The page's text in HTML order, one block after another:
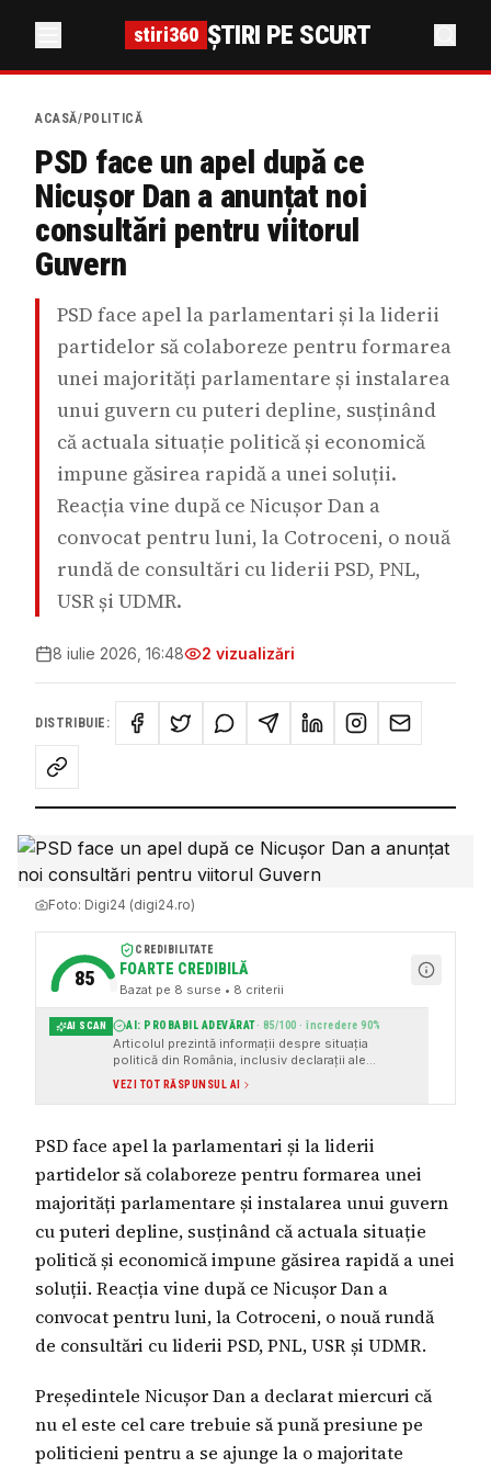
stiri360 ȘTIRI PE SCURT
ACASĂ/ POLITICĂ
PSD face un apel după ce
Nicușor Dan a anunțat noi
consultări pentru viitorul
Guvern
PSD face apel la parlamentari și la liderii
partidelor să colaboreze pentru formarea
unei majorități parlamentare și instalarea
unui guvern cu puteri depline, susținând
că actuala situație politică și economică
impune găsirea rapidă a unei soluții.
Reacția vine după ce Nicușor Dan a
convocat pentru luni, la Cotroceni, o nouă
rundă de consultări cu liderii PSD, PNL,
USR și UDMR.
8 iulie 2026, 16:48 2 vizualizări
DISTRIBUIE:
Foto: Digi24 (digi24.ro)
85
CREDIBILITATE
FOARTE CREDIBILĂ
Bazat pe 8 surse • 8 criterii
AI SCAN AI: PROBABIL ADEVĂRAT· 85/100 · încredere90%
Articolul prezintă informații despre situația
politică din România, inclusiv declarații ale
președintelui Nicușor Dan și reacții ale partidelor
politice. Sursele citate sunt instituționale și
media cunoscute, ceea ce sporește credibilitatea
VEZI TOT RĂSPUNSUL AI
PSD face apel la parlamentari și la liderii
partidelor să colaboreze pentru formarea unei
majorități parlamentare și instalarea unui guvern
cu puteri depline, susținând că actuala situație
politică și economică impune găsirea rapidă a unei
soluții. Reacția vine după ce Nicușor Dan a
convocat pentru luni, la Cotroceni, o nouă rundă
de consultări cu liderii PSD, PNL, USR și UDMR.
Președintele Nicușor Dan a declarat miercuri că
nu el este cel care trebuie să pună presiune pe
politicieni pentru a se ajunge la o majoritate